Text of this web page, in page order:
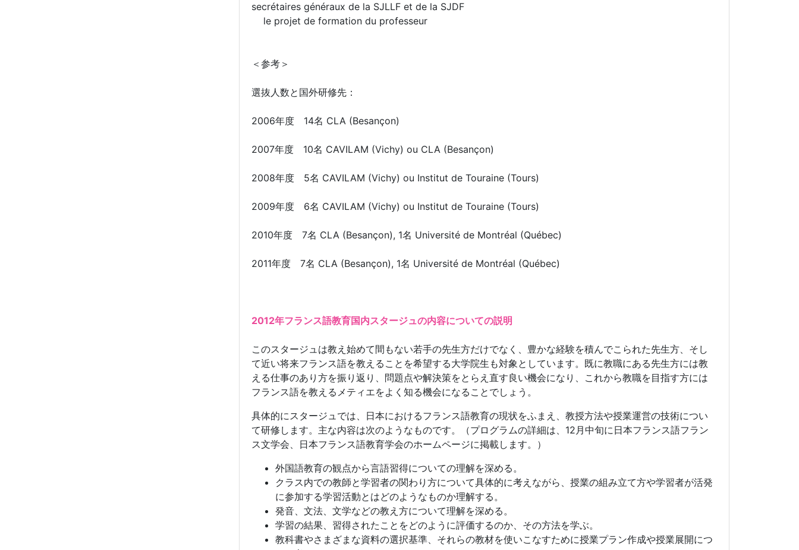
secrétaires généraux de la SJLLF et de la SJDF
le projet de formation du professeur
＜参考＞
選抜人数と国外研修先：
2006年度 14名 CLA (Besançon)
2007年度 10名 CAVILAM (Vichy) ou CLA (Besançon)
2008年度 5名 CAVILAM (Vichy) ou Institut de Touraine (Tours)
2009年度 6名 CAVILAM (Vichy) ou Institut de Touraine (Tours)
2010年度 7名 CLA (Besançon), 1名 Université de Montréal (Québec)
2011年度 7名 CLA (Besançon), 1名 Université de Montréal (Québec)
2012年フランス語教育国内スタージュの内容についての説明
このスタージュは教え始めて間もない若手の先生方だけでなく、豊かな経験を積んでこられた先生方、そし
て近い将来フランス語を教えることを希望する大学院生も対象としています。既に教職にある先生方には教
える仕事のあり方を振り返り、問題点や解決策をとらえ直す良い機会になり、これから教職を目指す方には
フランス語を教えるメティエをよく知る機会になることでしょう。
具体的にスタージュでは、日本におけるフランス語教育の現状をふまえ、教授方法や授業運営の技術につい
て研修します。主な内容は次のようなものです。（プログラムの詳細は、12月中旬に日本フランス語フラン
ス文学会、日本フランス語教育学会のホームページに掲載します。）
外国語教育の観点から言語習得についての理解を深める。
クラス内での教師と学習者の関わり方について具体的に考えながら、授業の組み立て方や学習者が活発
に参加する学習活動とはどのようなものか理解する。
発音、文法、文学などの教え方について理解を深める。
学習の結果、習得されたことをどのように評価するのか、その方法を学ぶ。
教科書やさまざまな資料の選択基準、それらの教材を使いこなすために授業プラン作成や授業展開につ